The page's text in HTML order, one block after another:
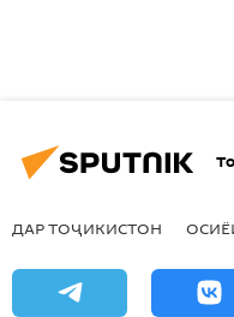
ДАР ТОҶИКИСТОН